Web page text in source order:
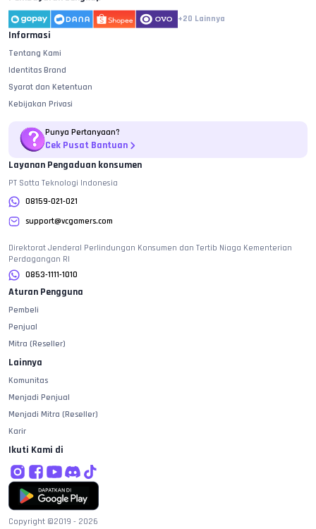
+20 Lainnya
Informasi
Tentang Kami
Identitas Brand
Syarat dan Ketentuan
Kebijakan Privasi
Punya Pertanyaan?
Cek Pusat Bantuan
Layanan Pengaduan konsumen
PT Sotta Teknologi Indonesia
08159-021-021
support@vcgamers.com
Direktorat Jenderal Perlindungan Konsumen dan Tertib Niaga Kementerian
Perdagangan RI
0853-1111-1010
Aturan Pengguna
Pembeli
Penjual
Mitra (Reseller)
Lainnya
Komunitas
Menjadi Penjual
Menjadi Mitra (Reseller)
Karir
Ikuti Kami di
Copyright ©2019 - 2026